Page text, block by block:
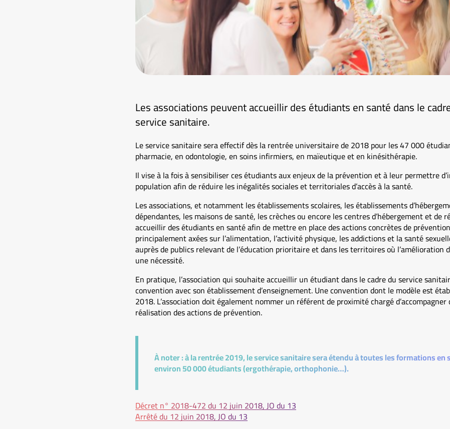
Les associations peuvent accueillir des étudiants en santé dans le
service sanitaire.
Le service sanitaire sera effectif dès la rentrée universitaire de 2018 pour les 47 000
pharmacie, en odontologie, en soins infirmiers, en maïeutique et en kinésithérapie.
Il vise à la fois à sensibiliser ces étudiants aux enjeux de la prévention et à leur permettre
population afin de réduire les inégalités sociales et territoriales d’accès à la santé.
Les associations, et notamment les établissements scolaires, les établissements
dépendantes, les maisons de santé, les crèches ou encore les centres d’hébergement et de
accueillir des étudiants en santé afin de mettre en place des actions concrètes de
principalement axées sur l’alimentation, l’activité physique, les addictions et la santé
auprès de publics relevant de l’éducation prioritaire et dans les territoires où l’amélioration
une nécessité.
En pratique, l’association qui souhaite accueillir un étudiant dans le cadre du service
convention avec son établissement d’enseignement. Une convention dont le modèle est
2018. L’association doit également nommer un référent de proximité chargé
réalisation des actions de prévention.
À noter :à la rentrée 2019, le service sanitaire sera étendu à toutes les formations en
environ 50 000 étudiants (ergothérapie, orthophonie…).
Décret n° 2018-472 du 12 juin 2018, JO du 13
Arrêté du 12 juin 2018, JO du 13